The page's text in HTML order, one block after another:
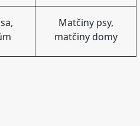
Matčiny psy,
matčiny domy